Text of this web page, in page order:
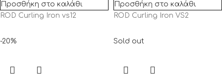
Προσθήκη στο καλάθι
ROD Curling Iron vs12
Προσθήκη στο καλάθι
ROD Curling Iron VS2
-20% Sold out